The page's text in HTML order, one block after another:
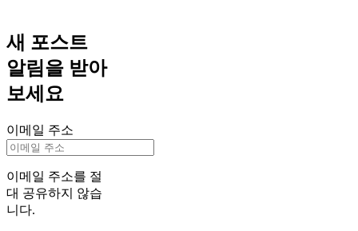
새 포스트
알림을 받아
보세요
이메일 주소
이메일 주소를 절
대 공유하지 않습
니다.